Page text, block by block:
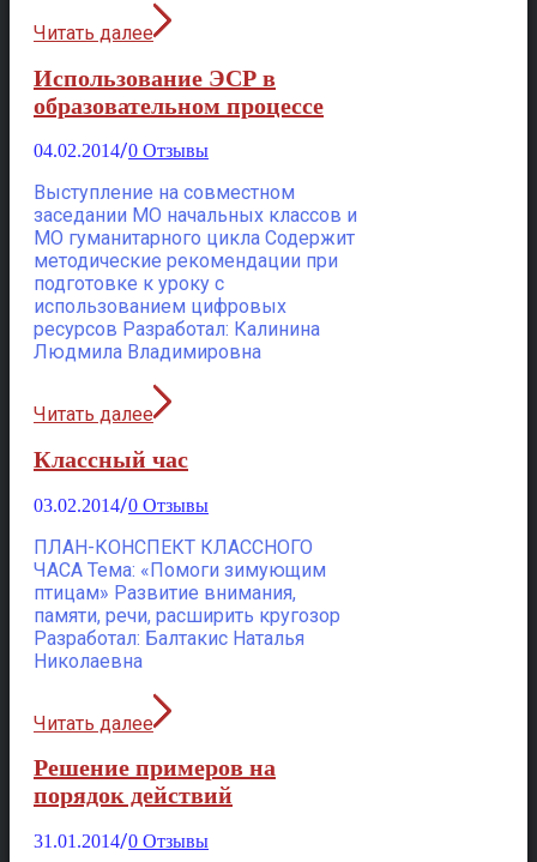
Читать далее
Использование ЭСР в
образовательном процессе
04.02.2014/0 Отзывы
Выступление на совместном
заседании МО начальных классов и
МО гуманитарного цикла Содержит
методические рекомендации при
подготовке к уроку c
использованием цифровых
ресурсов Разработал: Калинина
Людмила Владимировна
Читать далее
Классный час
03.02.2014/0 Отзывы
ПЛАН-КОНСПЕКТ КЛАССНОГО
ЧАСА Тема: «Помоги зимующим
птицам» Развитие внимания,
памяти, речи, расширить кругозор
Разработал: Балтакис Наталья
Николаевна
Читать далее
Решение примеров на
порядок действий
31.01.2014/0 Отзывы